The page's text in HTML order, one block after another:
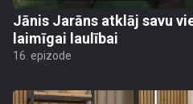
Jānis Jarāns atklāj savu
laimīgai laulībai
16. epizode